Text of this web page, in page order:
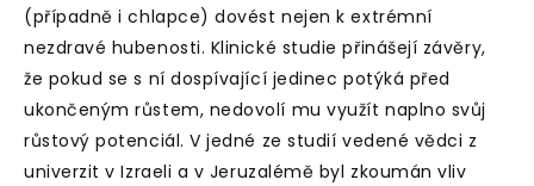
(případně i chlapce) dovést nejen k extrémní
nezdravé hubenosti. Klinické studie přinášejí závěry,
že pokud se s ní dospívající jedinec potýká před
ukončeným růstem, nedovolí mu využít naplno svůj
růstový potenciál. V jedné ze studií vedené vědci z
univerzit v Izraeli a v Jeruzalémě byl zkoumán vliv